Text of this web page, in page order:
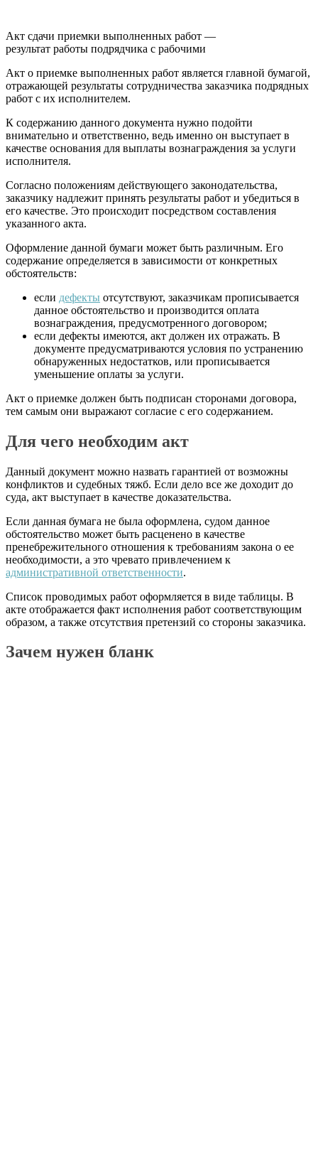
Акт сдачи приемки выполненных работ —
результат работы подрядчика с рабочими
Акт о приемке выполненных работ является главной бумагой,
отражающей результаты сотрудничества заказчика подрядных
работ с их исполнителем.
К содержанию данного документа нужно подойти
внимательно и ответственно, ведь именно он выступает в
качестве основания для выплаты вознаграждения за услуги
исполнителя.
Согласно положениям действующего законодательства,
заказчику надлежит принять результаты работ и убедиться в
его качестве. Это происходит посредством составления
указанного акта.
Оформление данной бумаги может быть различным. Его
содержание определяется в зависимости от конкретных
обстоятельств:
если дефекты отсутствуют, заказчикам прописывается
данное обстоятельство и производится оплата
вознаграждения, предусмотренного договором;
если дефекты имеются, акт должен их отражать. В
документе предусматриваются условия по устранению
обнаруженных недостатков, или прописывается
уменьшение оплаты за услуги.
Акт о приемке должен быть подписан сторонами договора,
тем самым они выражают согласие с его содержанием.
Для чего необходим акт
Данный документ можно назвать гарантией от возможны
конфликтов и судебных тяжб. Если дело все же доходит до
суда, акт выступает в качестве доказательства.
Если данная бумага не была оформлена, судом данное
обстоятельство может быть расценено в качестве
пренебрежительного отношения к требованиям закона о ее
необходимости, а это чревато привлечением к
административной ответственности.
Список проводимых работ оформляется в виде таблицы. В
акте отображается факт исполнения работ соответствующим
образом, а также отсутствия претензий со стороны заказчика.
Зачем нужен бланк